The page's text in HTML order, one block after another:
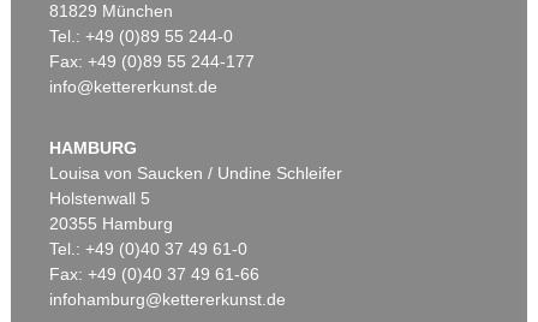
Auktion 550 - Lot 15
Ergebnis:€ 711.200
81829 München
Tel.: +49 (0)89 55 244-0
Fax: +49 (0)89 55 244-177
info@kettererkunst.de
HAMBURG
Louisa von Saucken / Undine Schleifer
Holstenwall 5
20355 Hamburg
Tel.: +49 (0)40 37 49 61-0
Fax: +49 (0)40 37 49 61-66
infohamburg@kettererkunst.de